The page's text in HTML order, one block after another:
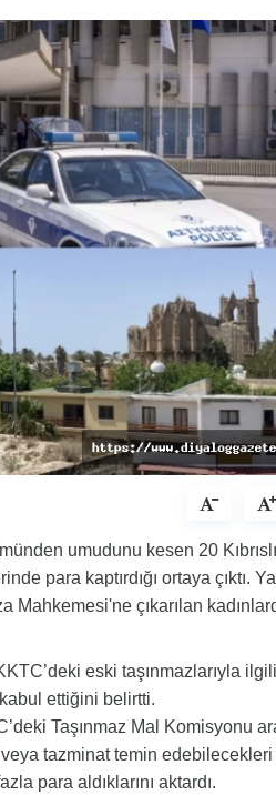
umudunu kesen 20 Kıbrıslı
para kaptırdığı ortaya çıktı.
Mahkemesi'ne çıkarılan
eski taşınmazlarıyla
ettiğini belirtti.
Taşınmaz Mal Komisyonu
tazminat temin edebilecekleri
para aldıklarını aktardı.